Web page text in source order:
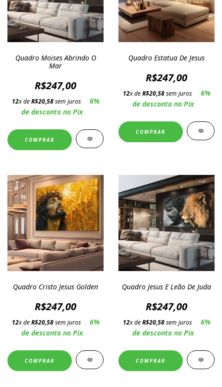
Quadro Moises Abrindo O
Mar
R$247,00
12x deR$20,58sem juros
6%
de desconto no Pix
COMPRAR
Quadro Estatua De Jesus
R$247,00
12x deR$20,58sem juros
6%
de desconto no Pix
COMPRAR
Quadro Cristo Jesus Golden
R$247,00
12x deR$20,58sem juros
6%
de desconto no Pix
COMPRAR
Quadro Jesus E Leão De Juda
R$247,00
12x deR$20,58sem juros
6%
de desconto no Pix
COMPRAR